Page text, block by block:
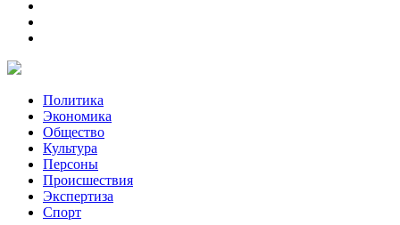
Политика
Экономика
Общество
Культура
Персоны
Происшествия
Экспертиза
Спорт